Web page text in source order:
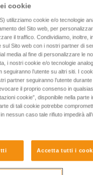
di accessori multipli ne fa
che risponde alle
La versione alta
di colore fluorescente
riflettenti, per la visibilità
di notte.
cookie
utilizziamo cookie e/o tecnologie
del Sito web, per
il traffico. Condividiamo, inoltre,
sul Sito web con i nostri partner di
media al fine di personalizzare le
i nostri cookie e/o tecnologie
seguiranno l’utente su altri siti. I
partner seguiranno l’utente durante
il proprio consenso in
cookie”, disponibile nella parte
di tali cookie potrebbe
in nessun caso tale rifiuto impedirà
Accetta tutti i